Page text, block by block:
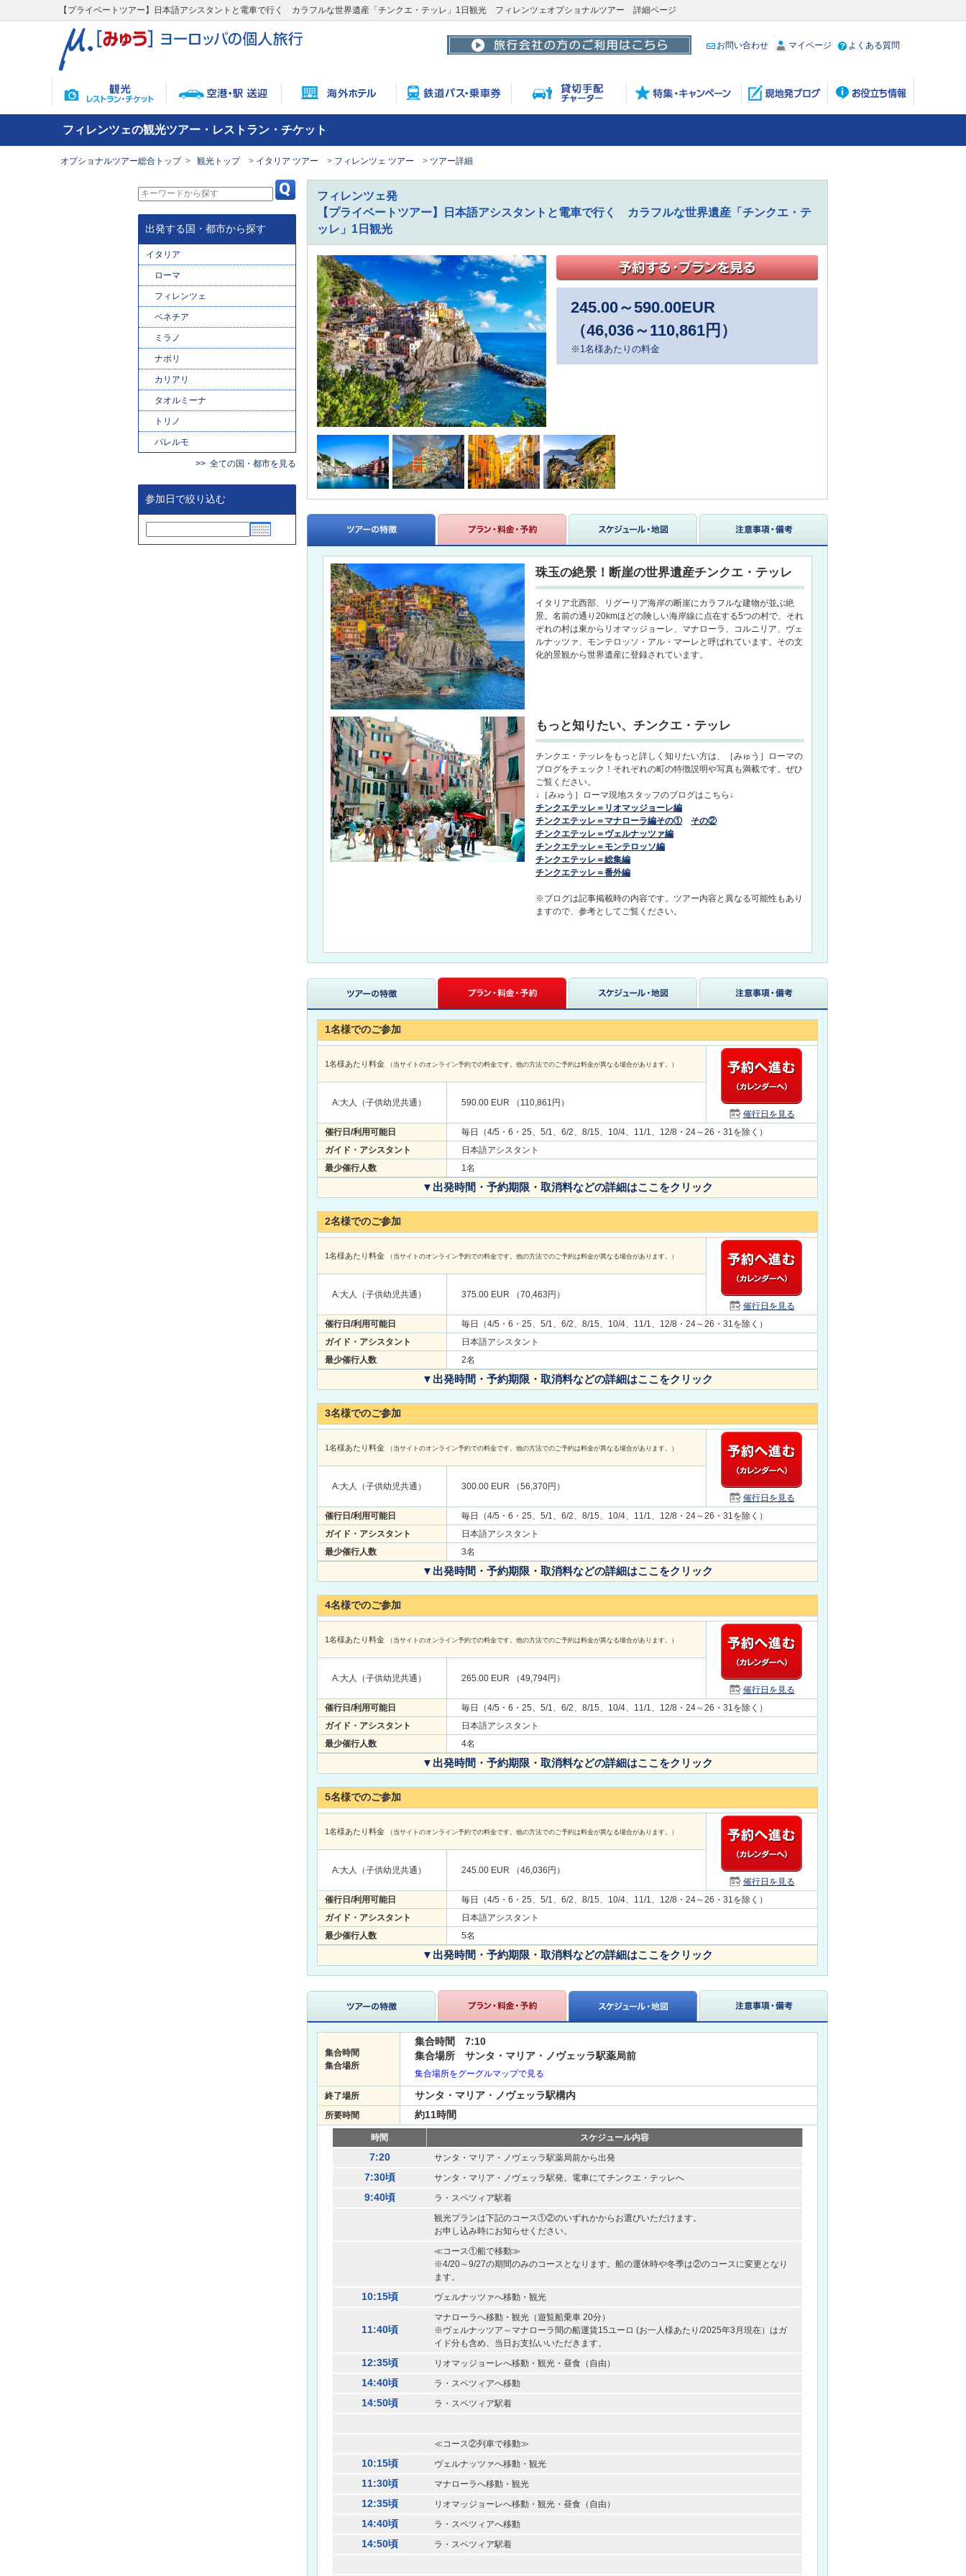
【プライベートツアー】日本語アシスタントと電車で行く カラフルな世界遺産「チンクエ・テッレ」1日観光 フィレンツェオプショナルツアー 詳細ページ
お問い合わせ マイページ よくある質問
フィレンツェの観光ツアー・レストラン・チケット
オプショナルツアー総合トップ 観光トップ イタリア ツアー フィレンツェ ツアー ツアー詳細
出発する国・都市から探す
イタリア
ローマ
フィレンツェ
ベネチア
ミラノ
ナポリ
カリアリ
タオルミーナ
トリノ
パレルモ
全ての国・都市を見る
参加日で絞り込む
フィレンツェ発
【プライベートツアー】日本語アシスタントと電車で行く カラフルな世界遺産「チンクエ・テ
ッレ」1日観光
245.00～590.00EUR
（46,036～110,861円）
※1名様あたりの料金
珠玉の絶景！断崖の世界遺産チンクエ・テッレ
イタリア北西部、リグーリア海岸の断崖にカラフルな建物が並ぶ絶
景。名前の通り20kmほどの険しい海岸線に点在する5つの村で、それ
ぞれの村は東からリオマッジョーレ、マナローラ、コルニリア、ヴェ
ルナッツァ、モンテロッソ・アル・マーレと呼ばれています。その文
化的景観から世界遺産に登録されています。
もっと知りたい、チンクエ・テッレ
チンクエ・テッレをもっと詳しく知りたい方は、［みゅう］ローマの
ブログをチェック！それぞれの町の特徴説明や写真も満載です。ぜひ
ご覧ください。
↓［みゅう］ローマ現地スタッフのブログはこちら↓
チンクエテッレ＝リオマッジョーレ編
チンクエテッレ＝マナローラ編その①
その②
チンクエテッレ＝ヴェルナッツァ編
チンクエテッレ＝モンテロッソ編
チンクエテッレ＝総集編
チンクエテッレ＝番外編
※ブログは記事掲載時の内容です。ツアー内容と異なる可能性もあり
ますので、参考としてご覧ください。
1名様でのご参加
1名様あたり料金 （当サイトのオンライン予約での料金です。他の方法でのご予約は料金が異なる場合があります。）
催行日を見る
A:大人（子供幼児共通） 590.00 EUR （110,861円）
催行日/利用可能日
毎日（4/5・6・25、5/1、6/2、8/15、10/4、11/1、12/8・24～26・31を除く）
ガイド・アシスタント
日本語アシスタント
最少催行人数
1名
▼出発時間・予約期限・取消料などの詳細はここをクリック
2名様でのご参加
1名様あたり料金 （当サイトのオンライン予約での料金です。他の方法でのご予約は料金が異なる場合があります。）
催行日を見る
A:大人（子供幼児共通） 375.00 EUR （70,463円）
催行日/利用可能日
毎日（4/5・6・25、5/1、6/2、8/15、10/4、11/1、12/8・24～26・31を除く）
ガイド・アシスタント
日本語アシスタント
最少催行人数
2名
▼出発時間・予約期限・取消料などの詳細はここをクリック
3名様でのご参加
1名様あたり料金 （当サイトのオンライン予約での料金です。他の方法でのご予約は料金が異なる場合があります。）
催行日を見る
A:大人（子供幼児共通） 300.00 EUR （56,370円）
催行日/利用可能日
毎日（4/5・6・25、5/1、6/2、8/15、10/4、11/1、12/8・24～26・31を除く）
ガイド・アシスタント
日本語アシスタント
最少催行人数
3名
▼出発時間・予約期限・取消料などの詳細はここをクリック
4名様でのご参加
1名様あたり料金 （当サイトのオンライン予約での料金です。他の方法でのご予約は料金が異なる場合があります。）
催行日を見る
A:大人（子供幼児共通） 265.00 EUR （49,794円）
催行日/利用可能日
毎日（4/5・6・25、5/1、6/2、8/15、10/4、11/1、12/8・24～26・31を除く）
ガイド・アシスタント
日本語アシスタント
最少催行人数
4名
▼出発時間・予約期限・取消料などの詳細はここをクリック
5名様でのご参加
1名様あたり料金 （当サイトのオンライン予約での料金です。他の方法でのご予約は料金が異なる場合があります。）
催行日を見る
A:大人（子供幼児共通） 245.00 EUR （46,036円）
催行日/利用可能日
毎日（4/5・6・25、5/1、6/2、8/15、10/4、11/1、12/8・24～26・31を除く）
ガイド・アシスタント
日本語アシスタント
最少催行人数
5名
▼出発時間・予約期限・取消料などの詳細はここをクリック
集合時間
集合場所
集合時間 7:10
集合場所 サンタ・マリア・ノヴェッラ駅薬局前
集合場所をグーグルマップで見る
終了場所 サンタ・マリア・ノヴェッラ駅構内
所要時間 約11時間
時間 スケジュール内容
7:20 サンタ・マリア・ノヴェッラ駅薬局前から出発
7:30頃 サンタ・マリア・ノヴェッラ駅発。電車にてチンクエ・テッレへ
9:40頃
ラ・スペツィア駅着
観光プランは下記のコース①②のいずれかからお選びいただけます。
お申し込み時にお知らせください。
≪コース①船で移動≫
※4/20～9/27の期間のみのコースとなります。船の運休時や冬季は②のコースに変更となり
ます。
10:15頃 ヴェルナッツァへ移動・観光
11:40頃
マナローラへ移動・観光（遊覧船乗車 20分）
※ヴェルナッツア～マナローラ間の船運賃15ユーロ (お一人様あたり/2025年3月現在）はガ
イド分も含め、当日お支払いいただきます。
12:35頃 リオマッジョーレへ移動・観光・昼食（自由）
14:40頃 ラ・スペツィアへ移動
14:50頃 ラ・スペツィア駅着
≪コース②列車で移動≫
10:15頃 ヴェルナッツァへ移動・観光
11:30頃 マナローラへ移動・観光
12:35頃 リオマッジョーレへ移動・観光・昼食（自由）
14:40頃 ラ・スペツィアへ移動
14:50頃 ラ・スペツィア駅着